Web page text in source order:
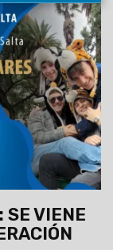
SE VIENE
los artistas
del ciclo musical
volverá a
con la cuarta
que llegó para